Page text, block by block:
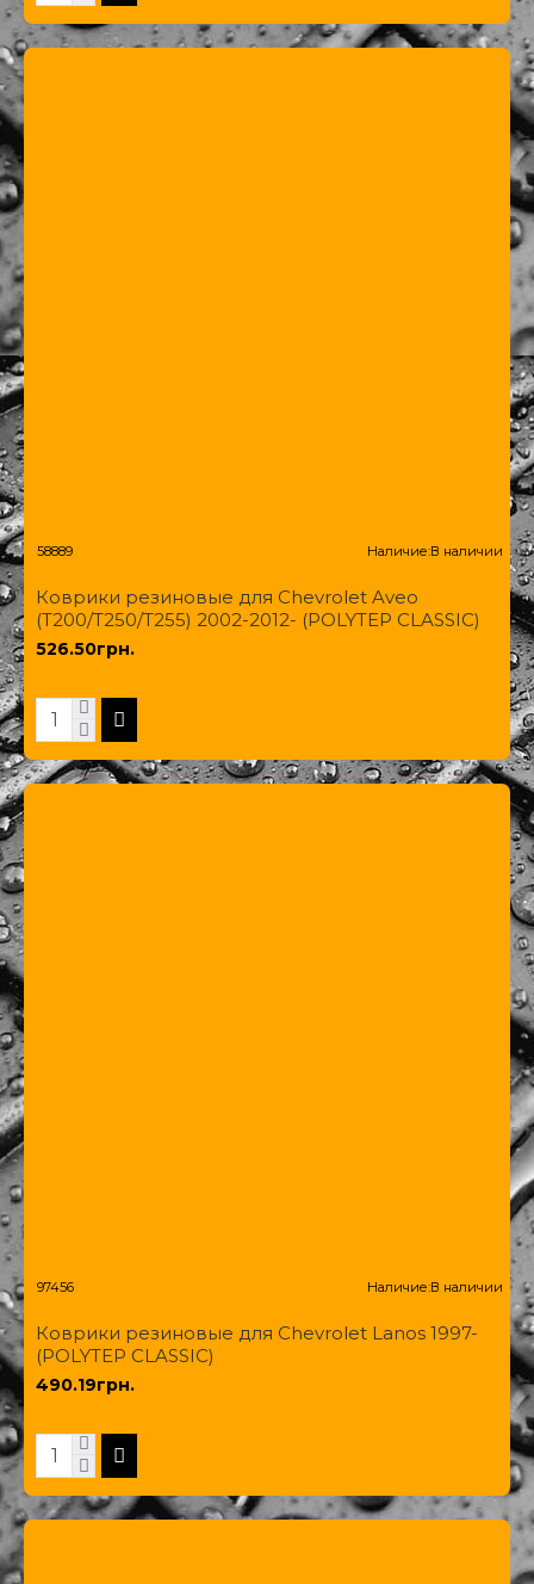
58889 Наличие:В наличии
Коврики резиновые для Chevrolet Aveo
(T200/T250/T255) 2002-2012- (POLYTEP CLASSIC)
526.50грн.
97456 Наличие:В наличии
Коврики резиновые для Chevrolet Lanos 1997-
(POLYTEP CLASSIC)
490.19грн.